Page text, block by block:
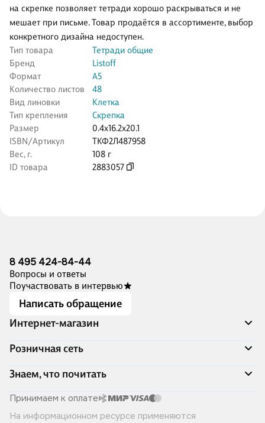
на скрепке позволяет тетради хорошо раскрываться и не
мешает при письме. Товар продаётся в ассортименте, выбор
конкретного дизайна недоступен.
Тип товара
Тетради общие
Бренд
Listoff
Формат
А5
Количество листов
48
Вид линовки
Клетка
Тип крепления
Скрепка
Размер
0.4x16.2x20.1
ISBN/Артикул
ТКФ2Л487958
Вес, г.
108 г
ID товара
2883057
8 495 424-84-44
Вопросы и ответы
Поучаствовать в интервью
Написать обращение
Интернет-магазин
Акции
Доставка и оплата
Программа лояльности
Подарочные сертификаты
Правила продажи
Политика конфиденциальности
Розничная сеть
Адреса магазинов
Книжный Дозор
О компании
Читай-город для бизнеса
Хотите у нас работать?
Знаем, что почитать
Скоро в продаже
Лучшие из лучших
Принимаем к оплате
На информационном ресурсе применяются